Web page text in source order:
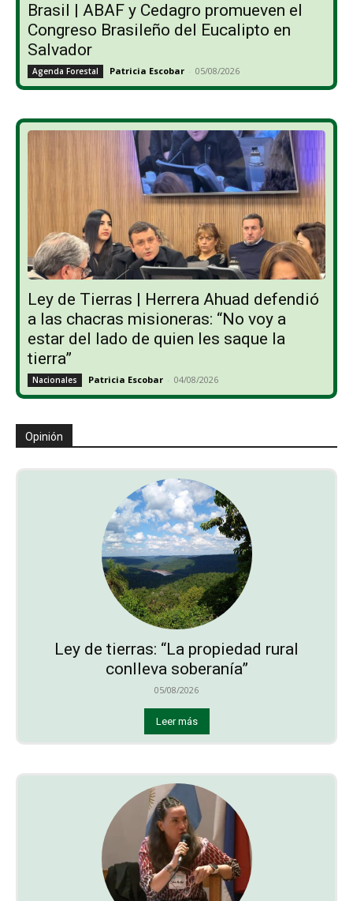
Brasil | ABAF y Cedagro promueven el
Congreso Brasileño del Eucalipto en
Salvador
Agenda Forestal Patricia Escobar - 05/08/2026
Ley de Tierras | Herrera Ahuad defendió
a las chacras misioneras: “No voy a
estar del lado de quien les saque la
tierra”
Nacionales Patricia Escobar - 04/08/2026
Opinión
Ley de tierras: “La propiedad rural
conlleva soberanía”
05/08/2026
Leer más